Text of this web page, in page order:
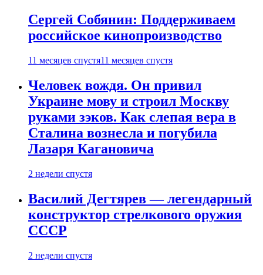
Сергей Собянин: Поддерживаем
российское кинопроизводство
11 месяцев спустя11 месяцев спустя
Человек вождя. Он привил
Украине мову и строил Москву
руками зэков. Как слепая вера в
Сталина вознесла и погубила
Лазаря Кагановича
2 недели спустя
Василий Дегтярев — легендарный
конструктор стрелкового оружия
СССР
2 недели спустя